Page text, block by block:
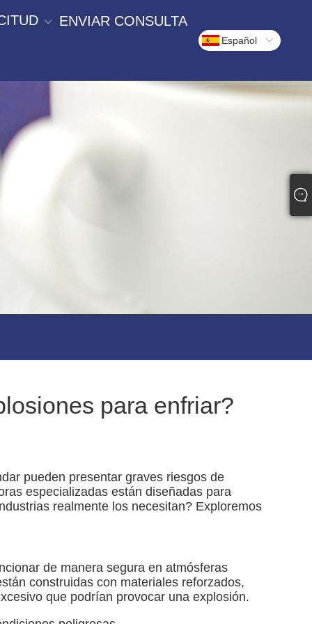
ENVIAR CONSULTA
Español
para enfriar?
pueden presentar graves riesgos de
especializadas están diseñadas para
realmente los necesitan? Exploremos
de manera segura en atmósferas
construidas con materiales reforzados,
que podrían provocar una explosión.